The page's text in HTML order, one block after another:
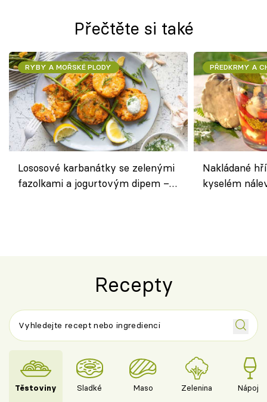
Přečtěte si také
RYBY A MOŘSKÉ PLODY
Lososové karbanátky se zelenými
fazolkami a jogurtovým dipem –
PŘEDKRMY A
Nakládané
kyselém
Recepty
Těstoviny Sladké Maso Zelenina Nápoje